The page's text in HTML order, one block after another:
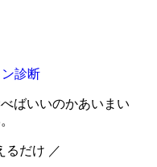
診断
ばいいのかあいまい
るだけ ／